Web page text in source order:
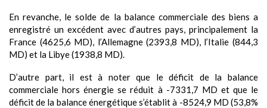
En revanche, le solde de la balance commerciale des biens a
enregistré un excédent avec d’autres pays, principalement la
France (4625,6 MD), l’Allemagne (2393,8 MD), l’Italie (844,3
MD) et la Libye (1938,8 MD).
D’autre part, il est à noter que le déficit de la balance
commerciale hors énergie se réduit à -7331,7 MD et que le
déficit de la balance énergétique s’établit à -8524,9 MD (53,8%